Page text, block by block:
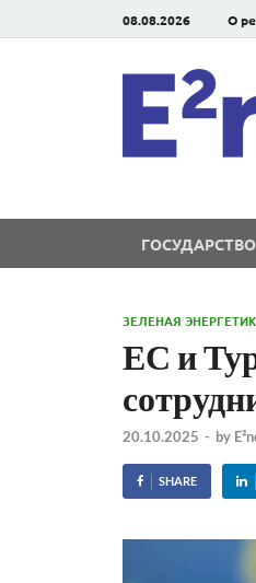
08.08.2026 О
ГОСУДАРСТВО
ЗЕЛЕНАЯ
ЕС и
20.10.2025 - by
SHARE